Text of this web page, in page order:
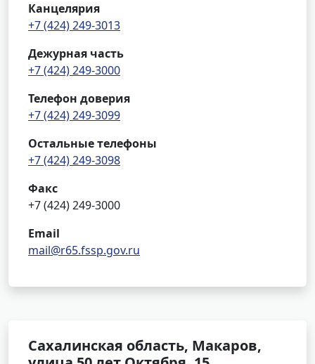
Канцелярия
+7 (424) 249-3013
Дежурная часть
+7 (424) 249-3000
Телефон доверия
+7 (424) 249-3099
Остальные телефоны
+7 (424) 249-3098
Факс
+7 (424) 249-3000
Email
mail@r65.fssp.gov.ru
Сахалинская область, Макаров,